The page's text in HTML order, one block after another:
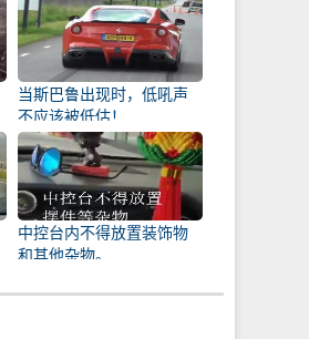
当斯巴鲁出现时，低吼声
不应该被低估！
中控台内不得放置装饰物
和其他杂物。